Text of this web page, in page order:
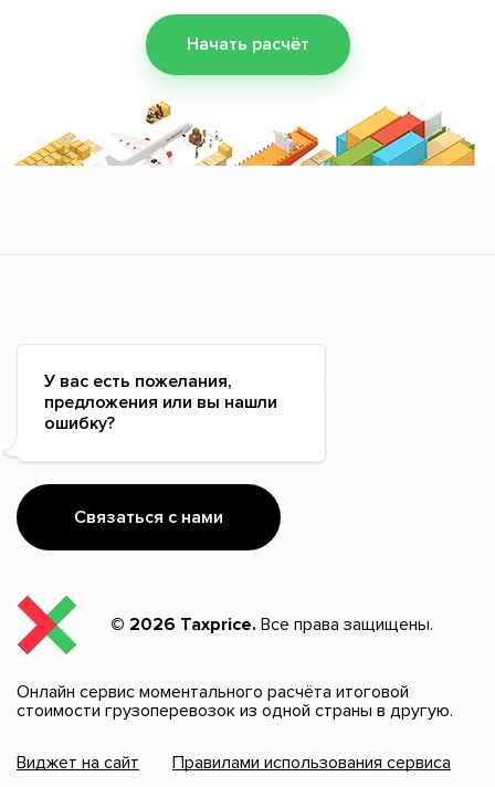
Начать расчёт
У вас есть пожелания,
предложения или вы нашли
ошибку?
Связаться с нами
© 2026 Taxprice. Все права защищены.
Онлайн сервис моментального расчёта итоговой
стоимости грузоперевозок из одной страны в другую.
Виджет на сайт Правилами использования сервиса